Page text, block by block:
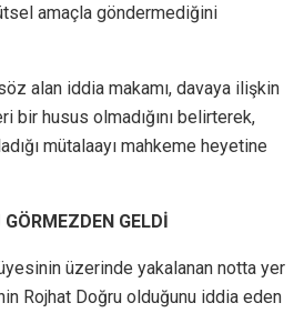
amaçla göndermediğini
alan iddia makamı, davaya ilişkin
bir husus olmadığını belirterek,
mütalaayı mahkeme heyetine
GELDİ
üzerinde yakalanan notta yer
Rojhat Doğru olduğunu iddia eden